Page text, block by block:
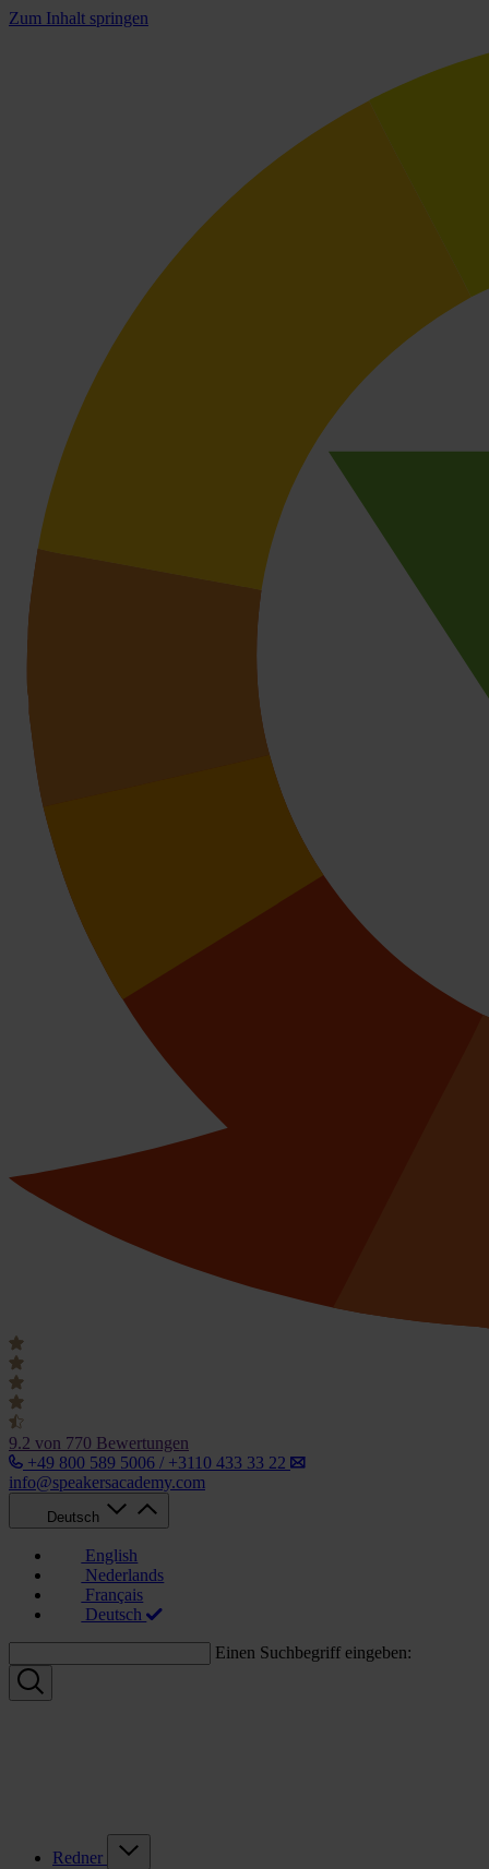
Zum Inhalt springen
9.2 von 770 Bewertungen
+49 800 589 5006 / +3110 433 33 22
info@speakersacademy.com
Deutsch
English
Nederlands
Français
Deutsch
Einen Suchbegriff eingeben:
Redner